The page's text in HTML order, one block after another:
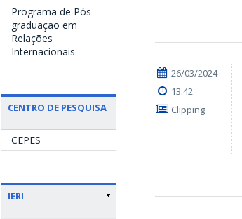
Programa de Pós-
graduação em
Relações
Internacionais
CENTRO DE PESQUISA
CEPES
IERI
26/03/2024
13:42
Clipping